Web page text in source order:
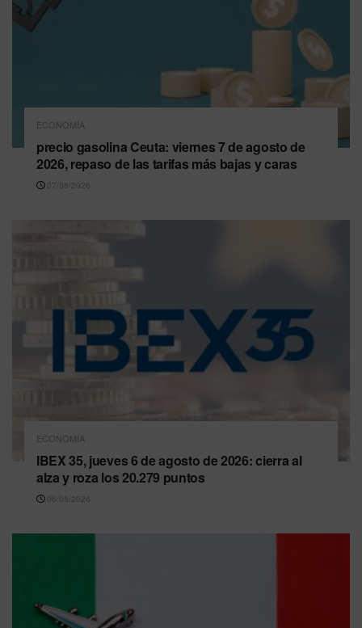
ECONOMÍA
precio gasolina Ceuta: viernes 7 de agosto de
2026, repaso de las tarifas más bajas y caras
07/08/2026
ECONOMÍA
IBEX 35, jueves 6 de agosto de 2026: cierra al
alza y roza los 20.279 puntos
06/08/2026